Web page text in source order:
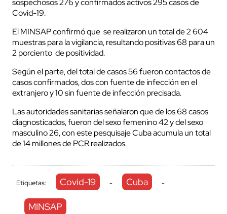
sospechosos 276 y confirmados activos 295 casos de
Covid-19.
El MINSAP confirmó que se realizaron un total de 2 604
muestras para la vigilancia, resultando positivas 68 para un
2 porciento de positividad.
Según el parte, del total de casos 56 fueron contactos de
casos confirmados, dos con fuente de infección en el
extranjero y 10 sin fuente de infección precisada.
Las autoridades sanitarias señalaron que de los 68 casos
diagnosticados, fueron del sexo femenino 42 y del sexo
masculino 26, con este pesquisaje Cuba acumula un total
de 14 millones de PCR realizados.
Etiquetas: Covid-19 - Cuba -
MINSAP